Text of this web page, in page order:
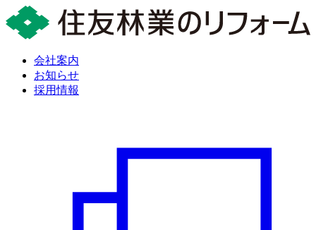
会社案内
お知らせ
採用情報